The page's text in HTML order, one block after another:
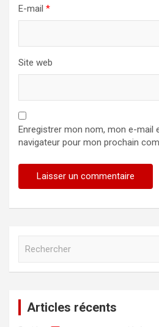
E-mail *
Site web
Enregistrer mon nom, mon e-mail
navigateur pour mon prochain
c
Articles récents